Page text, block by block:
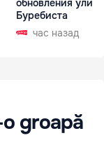
обновления
Буребиста
час назад
groapă